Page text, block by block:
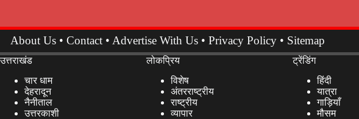
About Us • Contact • Advertise With Us • Privacy Policy • Sitemap
उत्तराखंड
चार धाम
देहरादून
नैनीताल
उत्तरकाशी
लोकप्रिय
विशेष
अंतरराष्ट्रीय
राष्ट्रीय
व्यापार
ट्रेंडिंग
हिंदी
यात्रा
गाड़ियाँ
मौसम